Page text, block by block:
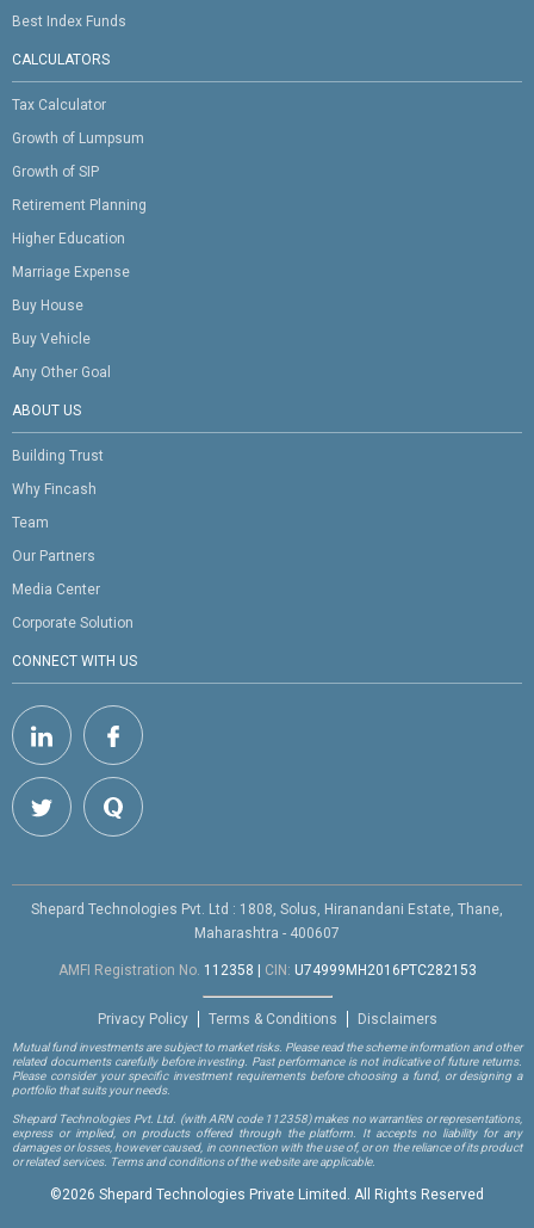
Best Index Funds
CALCULATORS
Tax Calculator
Growth of Lumpsum
Growth of SIP
Retirement Planning
Higher Education
Marriage Expense
Buy House
Buy Vehicle
Any Other Goal
ABOUT US
Building Trust
Why Fincash
Team
Our Partners
Media Center
Corporate Solution
CONNECT WITH US
Shepard Technologies Pvt. Ltd : 1808, Solus, Hiranandani Estate, Thane,
Maharashtra - 400607
AMFI Registration No. 112358 | CIN: U74999MH2016PTC282153
Privacy Policy Terms & Conditions Disclaimers
Mutual fund investments are subject to market risks. Please read the scheme information and other
related documents carefully before investing. Past performance is not indicative of future returns.
Please consider your specific investment requirements before choosing a fund, or designing a
portfolio that suits your needs.
Shepard Technologies Pvt. Ltd. (with ARN code 112358)makes no warranties or representations,
express or implied, on products offered through the platform. It accepts no liability for any
damages or losses, however caused, in connection with the use of, or on the reliance of its product
or related services. Terms and conditions of the website are applicable.
©2026 Shepard Technologies Private Limited. All Rights Reserved